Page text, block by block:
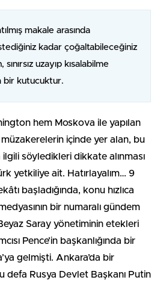
makale arasında
kadar çoğaltabileceğiniz
uzayıp kısalabilme
bir kutucuktur.
hem Moskova ile yapılan
içinde yer alan, bu
söyledikleri dikkate alınması
yetkiliye ait. Hatırlayalım… 9
başladığında, konu hızlıca
bir numaralı gündem
Saray yönetiminin etekleri
Pence’in başkanlığında bir
gelmişti. Ankara’da bir
defa Rusya Devlet Başkanı Putin